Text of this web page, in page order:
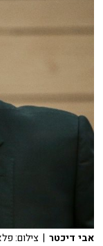
אבי דיכטר | צילום: